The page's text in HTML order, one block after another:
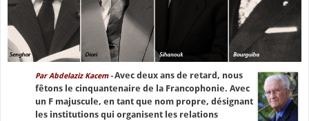
Par Abdelaziz Kacem -Avec deux ans de retard, nous
fêtons le cinquantenaire de la Francophonie. Avec
un F majuscule, en tant que nom propre, désignant
les institutions qui organisent les relations